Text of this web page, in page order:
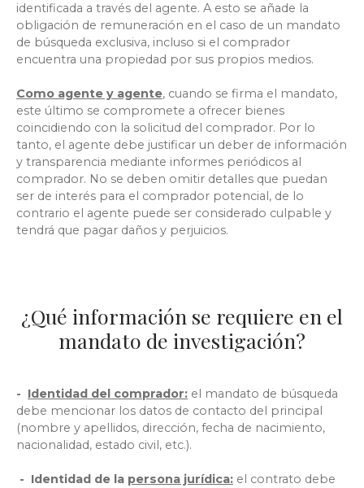
identificada a través del agente. A esto se añade la
obligación de remuneración en el caso de un mandato
de búsqueda exclusiva, incluso si el comprador
encuentra una propiedad por sus propios medios.
Como agente y agente, cuando se firma el mandato,
este último se compromete a ofrecer bienes
coincidiendo con la solicitud del comprador. Por lo
tanto, el agente debe justificar un deber de información
y transparencia mediante informes periódicos al
comprador. No se deben omitir detalles que puedan
ser de interés para el comprador potencial, de lo
contrario el agente puede ser considerado culpable y
tendrá que pagar daños y perjuicios.
¿Qué información se requiere en el
mandato de investigación?
- Identidad del comprador: el mandato de búsqueda
debe mencionar los datos de contacto del principal
(nombre y apellidos, dirección, fecha de nacimiento,
nacionalidad, estado civil, etc.).
- Identidad de la persona jurídica: el contrato debe